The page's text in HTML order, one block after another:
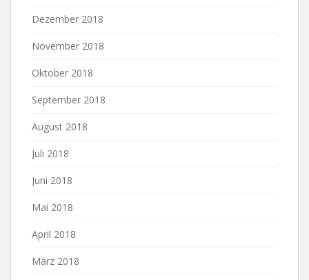
Dezember 2018
November 2018
Oktober 2018
September 2018
August 2018
Juli 2018
Juni 2018
Mai 2018
April 2018
März 2018